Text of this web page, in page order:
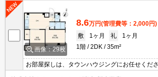
画像：29枚
8.6万円(管理費等：2,000円)
敷
1ヶ月 礼
1ヶ月
1階
2DK 35m²
お部屋探しは、タウンハウジングにお任せくだ
様に合ったお部屋をお探し致します。分からな